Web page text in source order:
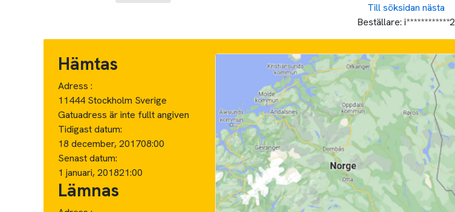
Till söksidan nästa
Beställare: i************2
Hämtas
Adress :
11444 Stockholm Sverige
Gatuadress är inte fullt angiven
Tidigast datum:
18 december, 201708:00
Senast datum:
1 januari, 201821:00
Lämnas